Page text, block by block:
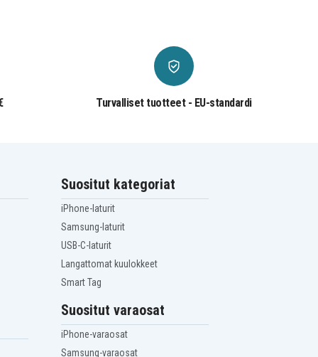
Turvalliset tuotteet - EU-standardi
Suositut kategoriat
iPhone-laturit
Samsung-laturit
USB-C-laturit
Langattomat kuulokkeet
Smart Tag
Suositut varaosat
iPhone-varaosat
Samsung-varaosat